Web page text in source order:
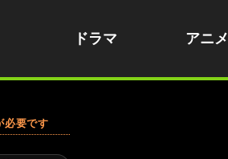
ドラマ アニメ
要です